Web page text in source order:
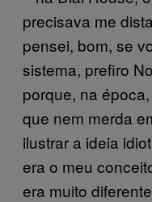
precisava me
pensei, bom, se
sistema, prefiro
porque, na
que nem merda
ilustrar a ideia
era o meu
era muito